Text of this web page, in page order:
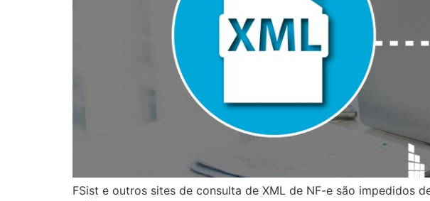
FSist e outros sites de consulta de XML de NF-e são impedidos